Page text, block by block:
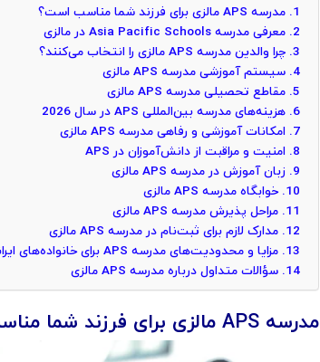
مدرسه APS مالزی برای فرزند شما مناسب است؟
معرفی مدرسه Asia Pacific Schools در مالزی
چرا والدین مدرسه APS مالزی را انتخاب می‌کنند؟
سیستم آموزشی مدرسه APS مالزی
مقاطع تحصیلی مدرسه APS مالزی
هزینه‌های مدرسه بین‌المللی APS در سال 2026
امکانات آموزشی و رفاهی مدرسه APS مالزی
امنیت و مراقبت از دانش‌آموزان در APS
زبان آموزش در مدرسه APS مالزی
خوابگاه مدرسه APS مالزی
مراحل پذیرش مدرسه APS مالزی
مدارک لازم برای ثبت‌نام در مدرسه APS مالزی
مزایا و محدودیت‌های مدرسه APS برای خانواده‌های ایرانی
سؤالات متداول درباره مدرسه APS مالزی
مدرسه APS مالزی برای فرزند شما مناسب است؟